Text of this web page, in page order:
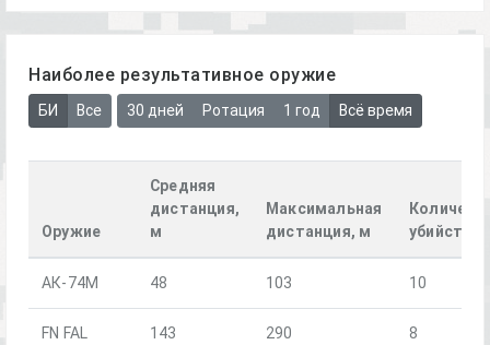
Наиболее результативное оружие
БИ Все 30 дней Ротация 1 год Всё время
Оружие
Средняя
дистанция,
м
Максимальная
дистанция, м
убийств
АК-74М 48 103 10
FN FAL
143 290 8